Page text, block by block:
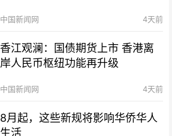
中国新闻网 4天前
香江观澜：国债期货上市 香港离
岸人民币枢纽功能再升级
中国新闻网 4天前
8月起，这些新规将影响华侨华人
生活